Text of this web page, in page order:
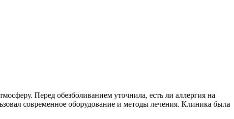
Перед обезболиванием уточнила, есть ли аллергия на
современное оборудование и методы лечения. Клиника была